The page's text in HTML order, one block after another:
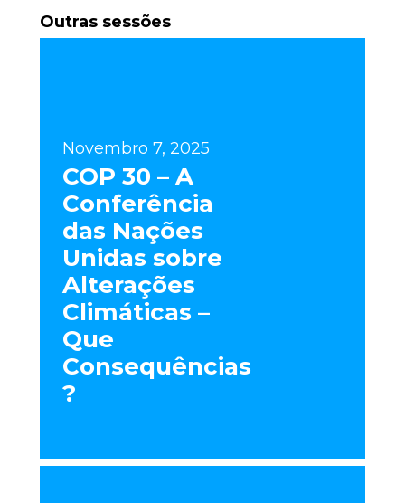
Outras sessões
Novembro 7, 2025
COP 30 – A
Conferência
das Nações
Unidas sobre
Alterações
Climáticas –
Que
Consequências
?